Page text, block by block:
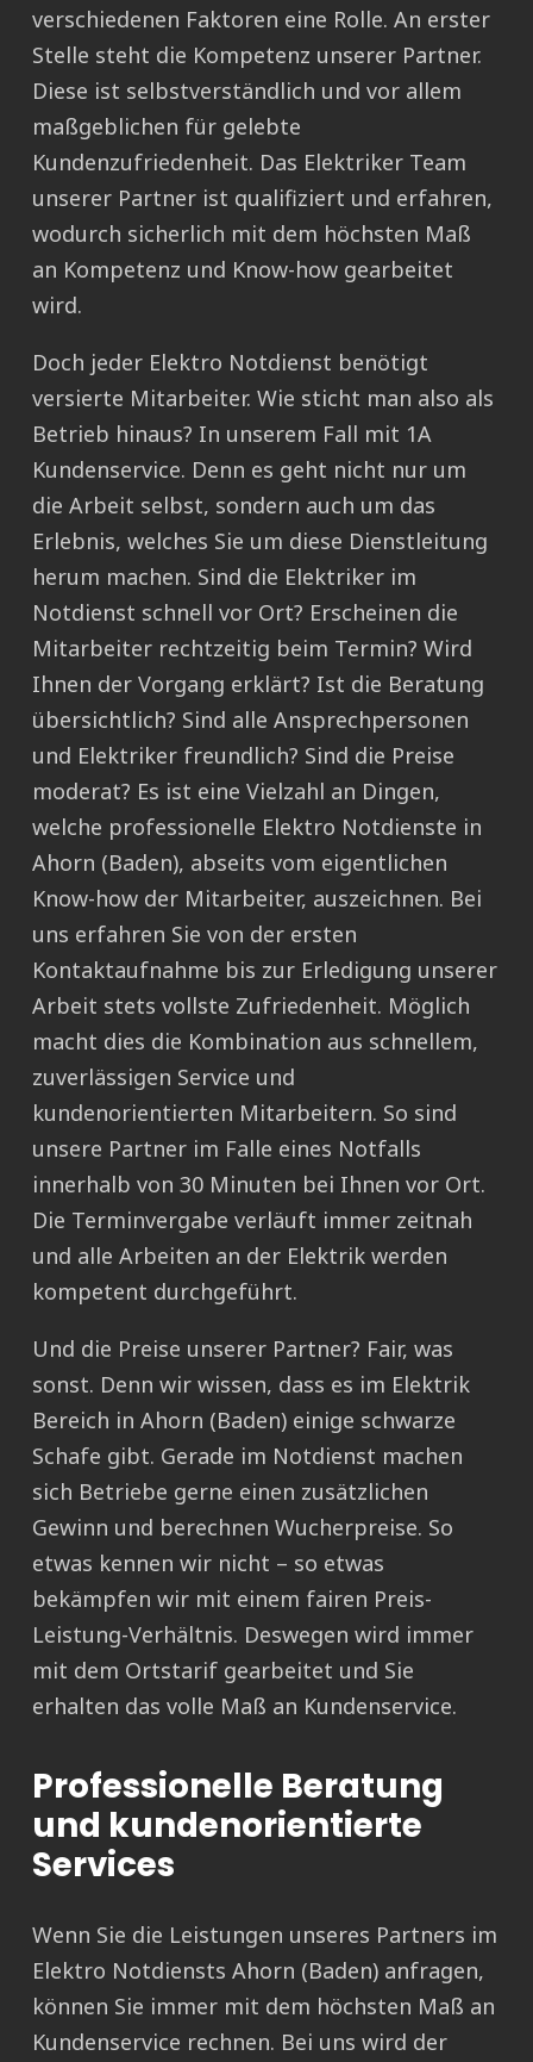
verschiedenen Faktoren eine Rolle. An erster
Stelle steht die Kompetenz unserer Partner.
Diese ist selbstverständlich und vor allem
maßgeblichen für gelebte
Kundenzufriedenheit. Das Elektriker Team
unserer Partner ist qualifiziert und erfahren,
wodurch sicherlich mit dem höchsten Maß
an Kompetenz und Know-how gearbeitet
wird.
Doch jeder Elektro Notdienst benötigt
versierte Mitarbeiter. Wie sticht man also als
Betrieb hinaus? In unserem Fall mit 1A
Kundenservice. Denn es geht nicht nur um
die Arbeit selbst, sondern auch um das
Erlebnis, welches Sie um diese Dienstleitung
herum machen. Sind die Elektriker im
Notdienst schnell vor Ort? Erscheinen die
Mitarbeiter rechtzeitig beim Termin? Wird
Ihnen der Vorgang erklärt? Ist die Beratung
übersichtlich? Sind alle Ansprechpersonen
und Elektriker freundlich? Sind die Preise
moderat? Es ist eine Vielzahl an Dingen,
welche professionelle Elektro Notdienste in
Ahorn (Baden), abseits vom eigentlichen
Know-how der Mitarbeiter, auszeichnen. Bei
uns erfahren Sie von der ersten
Kontaktaufnahme bis zur Erledigung unserer
Arbeit stets vollste Zufriedenheit. Möglich
macht dies die Kombination aus schnellem,
zuverlässigen Service und
kundenorientierten Mitarbeitern. So sind
unsere Partner im Falle eines Notfalls
innerhalb von 30 Minuten bei Ihnen vor Ort.
Die Terminvergabe verläuft immer zeitnah
und alle Arbeiten an der Elektrik werden
kompetent durchgeführt.
Und die Preise unserer Partner? Fair, was
sonst. Denn wir wissen, dass es im Elektrik
Bereich in Ahorn (Baden) einige schwarze
Schafe gibt. Gerade im Notdienst machen
sich Betriebe gerne einen zusätzlichen
Gewinn und berechnen Wucherpreise. So
etwas kennen wir nicht – so etwas
bekämpfen wir mit einem fairen Preis-
Leistung-Verhältnis. Deswegen wird immer
mit dem Ortstarif gearbeitet und Sie
erhalten das volle Maß an Kundenservice.
Professionelle Beratung
und kundenorientierte
Services
Wenn Sie die Leistungen unseres Partners im
Elektro Notdiensts Ahorn (Baden) anfragen,
können Sie immer mit dem höchsten Maß an
Kundenservice rechnen. Bei uns wird der